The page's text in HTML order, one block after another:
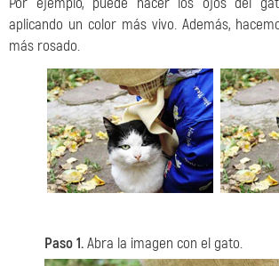
aplicando un color más vivo. Además,
más rosado.
Paso 1.Abra la imagen con el gato.